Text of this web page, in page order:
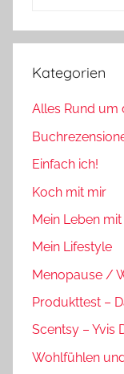
Kategorien
Alles Rund um
Einfach ich!
Koch mit mir
Mein Leben
Mein Lifestyle
Menopause /
Produkttest –
Scentsy – Yvis
Wohlfühlen